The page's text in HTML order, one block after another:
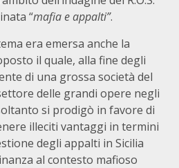
“mafia e appalti”.
era emersa anche la
il quale, alla fine degli
di una grossa società del
delle grandi opere negli
si prodigò in favore di
illeciti vantaggi in termini
degli appalti in Sicilia
al contesto mafioso